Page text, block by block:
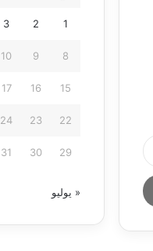
1
2
3
8
9
10
15
16
17
22
23
24
29
30
31
« يوليو